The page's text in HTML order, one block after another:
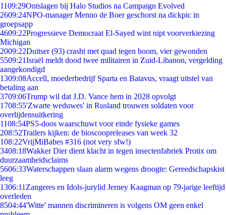
1109:29Ontslagen bij Halo Studios na Campaign Evolved
2609:24NPO-manager Menno de Boer geschorst na dickpic in
groepsapp
4609:22Progressieve Democraat El-Sayed wint nipt voorverkiezing
Michigan
2009:22Duitser (93) crasht met quad tegen boom, vier gewonden
5509:21Israël meldt dood twee militairen in Zuid-Libanon, vergelding
aangekondigd
1309:08Accell, moederbedrijf Sparta en Batavus, vraagt uitstel van
betaling aan
3709:06Trump wil dat J.D. Vance hem in 2028 opvolgt
1708:55'Zwarte weduwes' in Rusland trouwen soldaten voor
overlijdensuitkering
1108:54PS5-doos waarschuwt voor einde fysieke games
208:52Trailers kijken: de bioscoopreleases van week 32
108:22VrijMiBabes #316 (not very sfw!)
3408:18Wakker Dier dient klacht in tegen insectenfabriek Protix om
duurzaamheidsclaims
5606:33Waterschappen slaan alarm wegens droogte: Gereedschapskist
leeg
1306:11 Zangeres en Idols-jurylid Jerney Kaagman op 79-jarige leeftijd
overleden
8504:44'Witte' mannen discrimineren is volgens OM geen enkel